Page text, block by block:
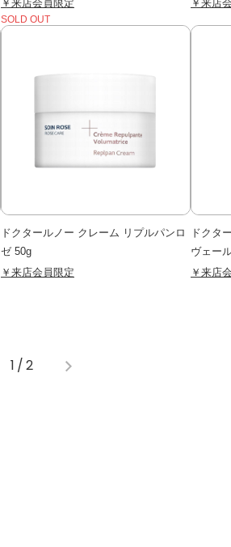
SOLD OUT
ドクタールノー クレーム リプルパンロ
ゼ 50g
￥来店会員限定
ドクタ
ヴェー
￥来店
1 /2